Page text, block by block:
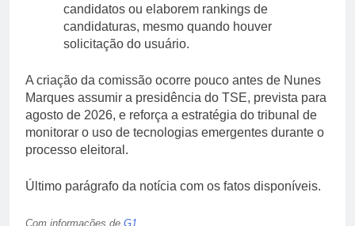
candidatos ou elaborem rankings de
candidaturas, mesmo quando houver
solicitação do usuário.
A criação da comissão ocorre pouco antes de Nunes
Marques assumir a presidência do TSE, prevista para
agosto de 2026, e reforça a estratégia do tribunal de
monitorar o uso de tecnologias emergentes durante o
processo eleitoral.
Último parágrafo da notícia com os fatos disponíveis.
Com informações de G1